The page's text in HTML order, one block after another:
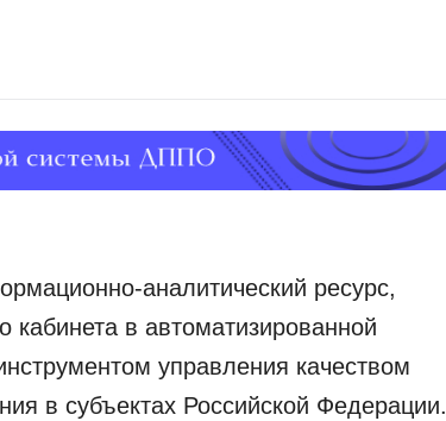
аналитический ресурс,
в автоматизированной
управления качеством
в субъектах Российской Федерации.